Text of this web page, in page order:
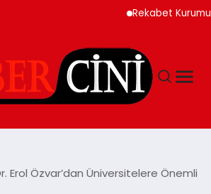
Rekabet Kurumu
Erol Özvar’dan Üniversitelere Önemli